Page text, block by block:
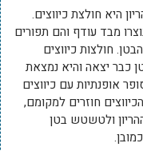
היא חולצת כיווצים.
מבד עודף והם תפורים
חולצות כיווצים
כבר יצאה והיא נמצאת
אופנתיות עם כיווצים
חוזרים למקומם,
ולטשטש בטן